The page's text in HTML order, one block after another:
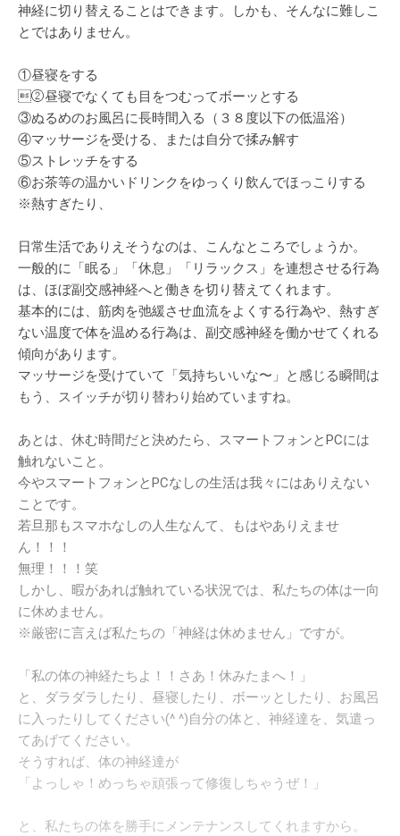
神経に切り替えることはできます。しかも、そんなに難しこ
とではありません。
①昼寝をする
②昼寝でなくても目をつむってボーッとする
③ぬるめのお風呂に長時間入る（３８度以下の低温浴）
④マッサージを受ける、または自分で揉み解す
⑤ストレッチをする
⑥お茶等の温かいドリンクをゆっくり飲んでほっこりする
※熱すぎたり、
日常生活でありえそうなのは、こんなところでしょうか。
一般的に「眠る」「休息」「リラックス」を連想させる行為
は、ほぼ副交感神経へと働きを切り替えてくれます。
基本的には、筋肉を弛緩させ血流をよくする行為や、熱すぎ
ない温度で体を温める行為は、副交感神経を働かせてくれる
傾向があります。
マッサージを受けていて「気持ちいいな〜」と感じる瞬間は
もう、スイッチが切り替わり始めていますね。
あとは、休む時間だと決めたら、スマートフォンとPCには
触れないこと。
今やスマートフォンとPCなしの生活は我々にはありえない
ことです。
若旦那もスマホなしの人生なんて、もはやありえませ
ん！！！
無理！！！笑
しかし、暇があれば触れている状況では、私たちの体は一向
に休めません。
※厳密に言えば私たちの「神経は休めません」ですが。
「私の体の神経たちよ！！さあ！休みたまへ！」
と、ダラダラしたり、昼寝したり、ボーッとしたり、お風呂
に入ったりしてください(^ ^)自分の体と、神経達を、気遣っ
てあげてください。
そうすれば、体の神経達が
「よっしゃ！めっちゃ頑張って修復しちゃうぜ！」
と、私たちの体を勝手にメンテナンスしてくれますから。